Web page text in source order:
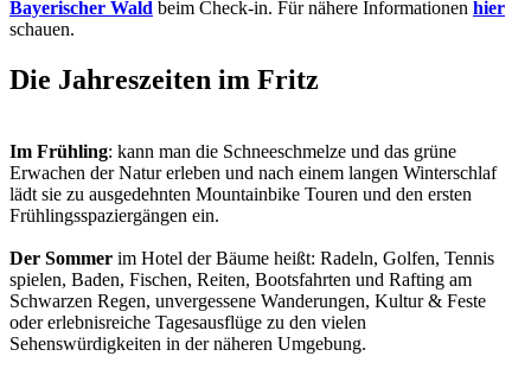
Bayerischer Wald beim Check-in. Für nähere Informationen hier
schauen.
Die Jahreszeiten im Fritz
Im Frühling: kann man die Schneeschmelze und das grüne
Erwachen der Natur erleben und nach einem langen Winterschlaf
lädt sie zu ausgedehnten Mountainbike Touren und den ersten
Frühlingsspaziergängen ein.
Der Sommer im Hotel der Bäume heißt: Radeln, Golfen, Tennis
spielen, Baden, Fischen, Reiten, Bootsfahrten und Rafting am
Schwarzen Regen, unvergessene Wanderungen, Kultur & Feste
oder erlebnisreiche Tagesausflüge zu den vielen
Sehenswürdigkeiten in der näheren Umgebung.